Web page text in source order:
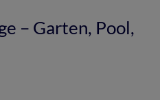
– Garten, Pool,